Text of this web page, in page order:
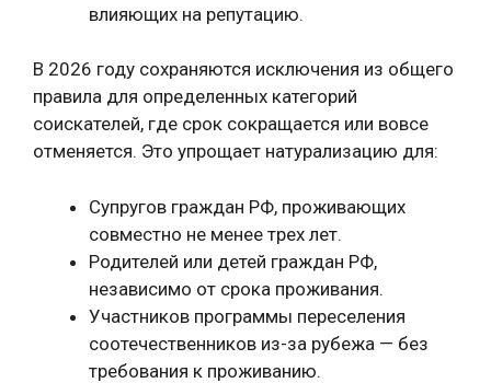
влияющих на репутацию.
В 2026 году сохраняются исключения из общего
правила для определенных категорий
соискателей, где срок сокращается или вовсе
отменяется. Это упрощает натурализацию для:
Супругов граждан РФ, проживающих
совместно не менее трех лет.
Родителей или детей граждан РФ,
независимо от срока проживания.
Участников программы переселения
соотечественников из-за рубежа — без
требования к проживанию.